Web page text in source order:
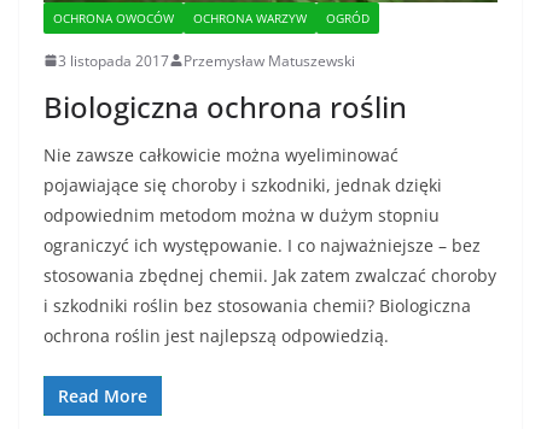
OCHRONA OWOCÓW OCHRONA WARZYW OGRÓD
3 listopada 2017 Przemysław Matuszewski
Biologiczna ochrona roślin
Nie zawsze całkowicie można wyeliminować
pojawiające się choroby i szkodniki, jednak dzięki
odpowiednim metodom można w dużym stopniu
ograniczyć ich występowanie. I co najważniejsze – bez
stosowania zbędnej chemii. Jak zatem zwalczać choroby
i szkodniki roślin bez stosowania chemii? Biologiczna
ochrona roślin jest najlepszą odpowiedzią.
Read More